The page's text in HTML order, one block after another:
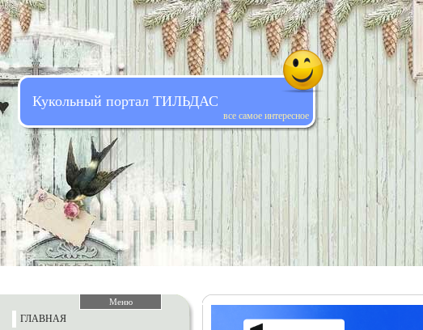
Кукольный портал ТИЛЬДАС
все самое интересное
Меню
ГЛАВНАЯ